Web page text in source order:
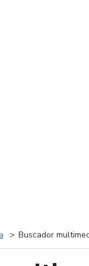
Buscador